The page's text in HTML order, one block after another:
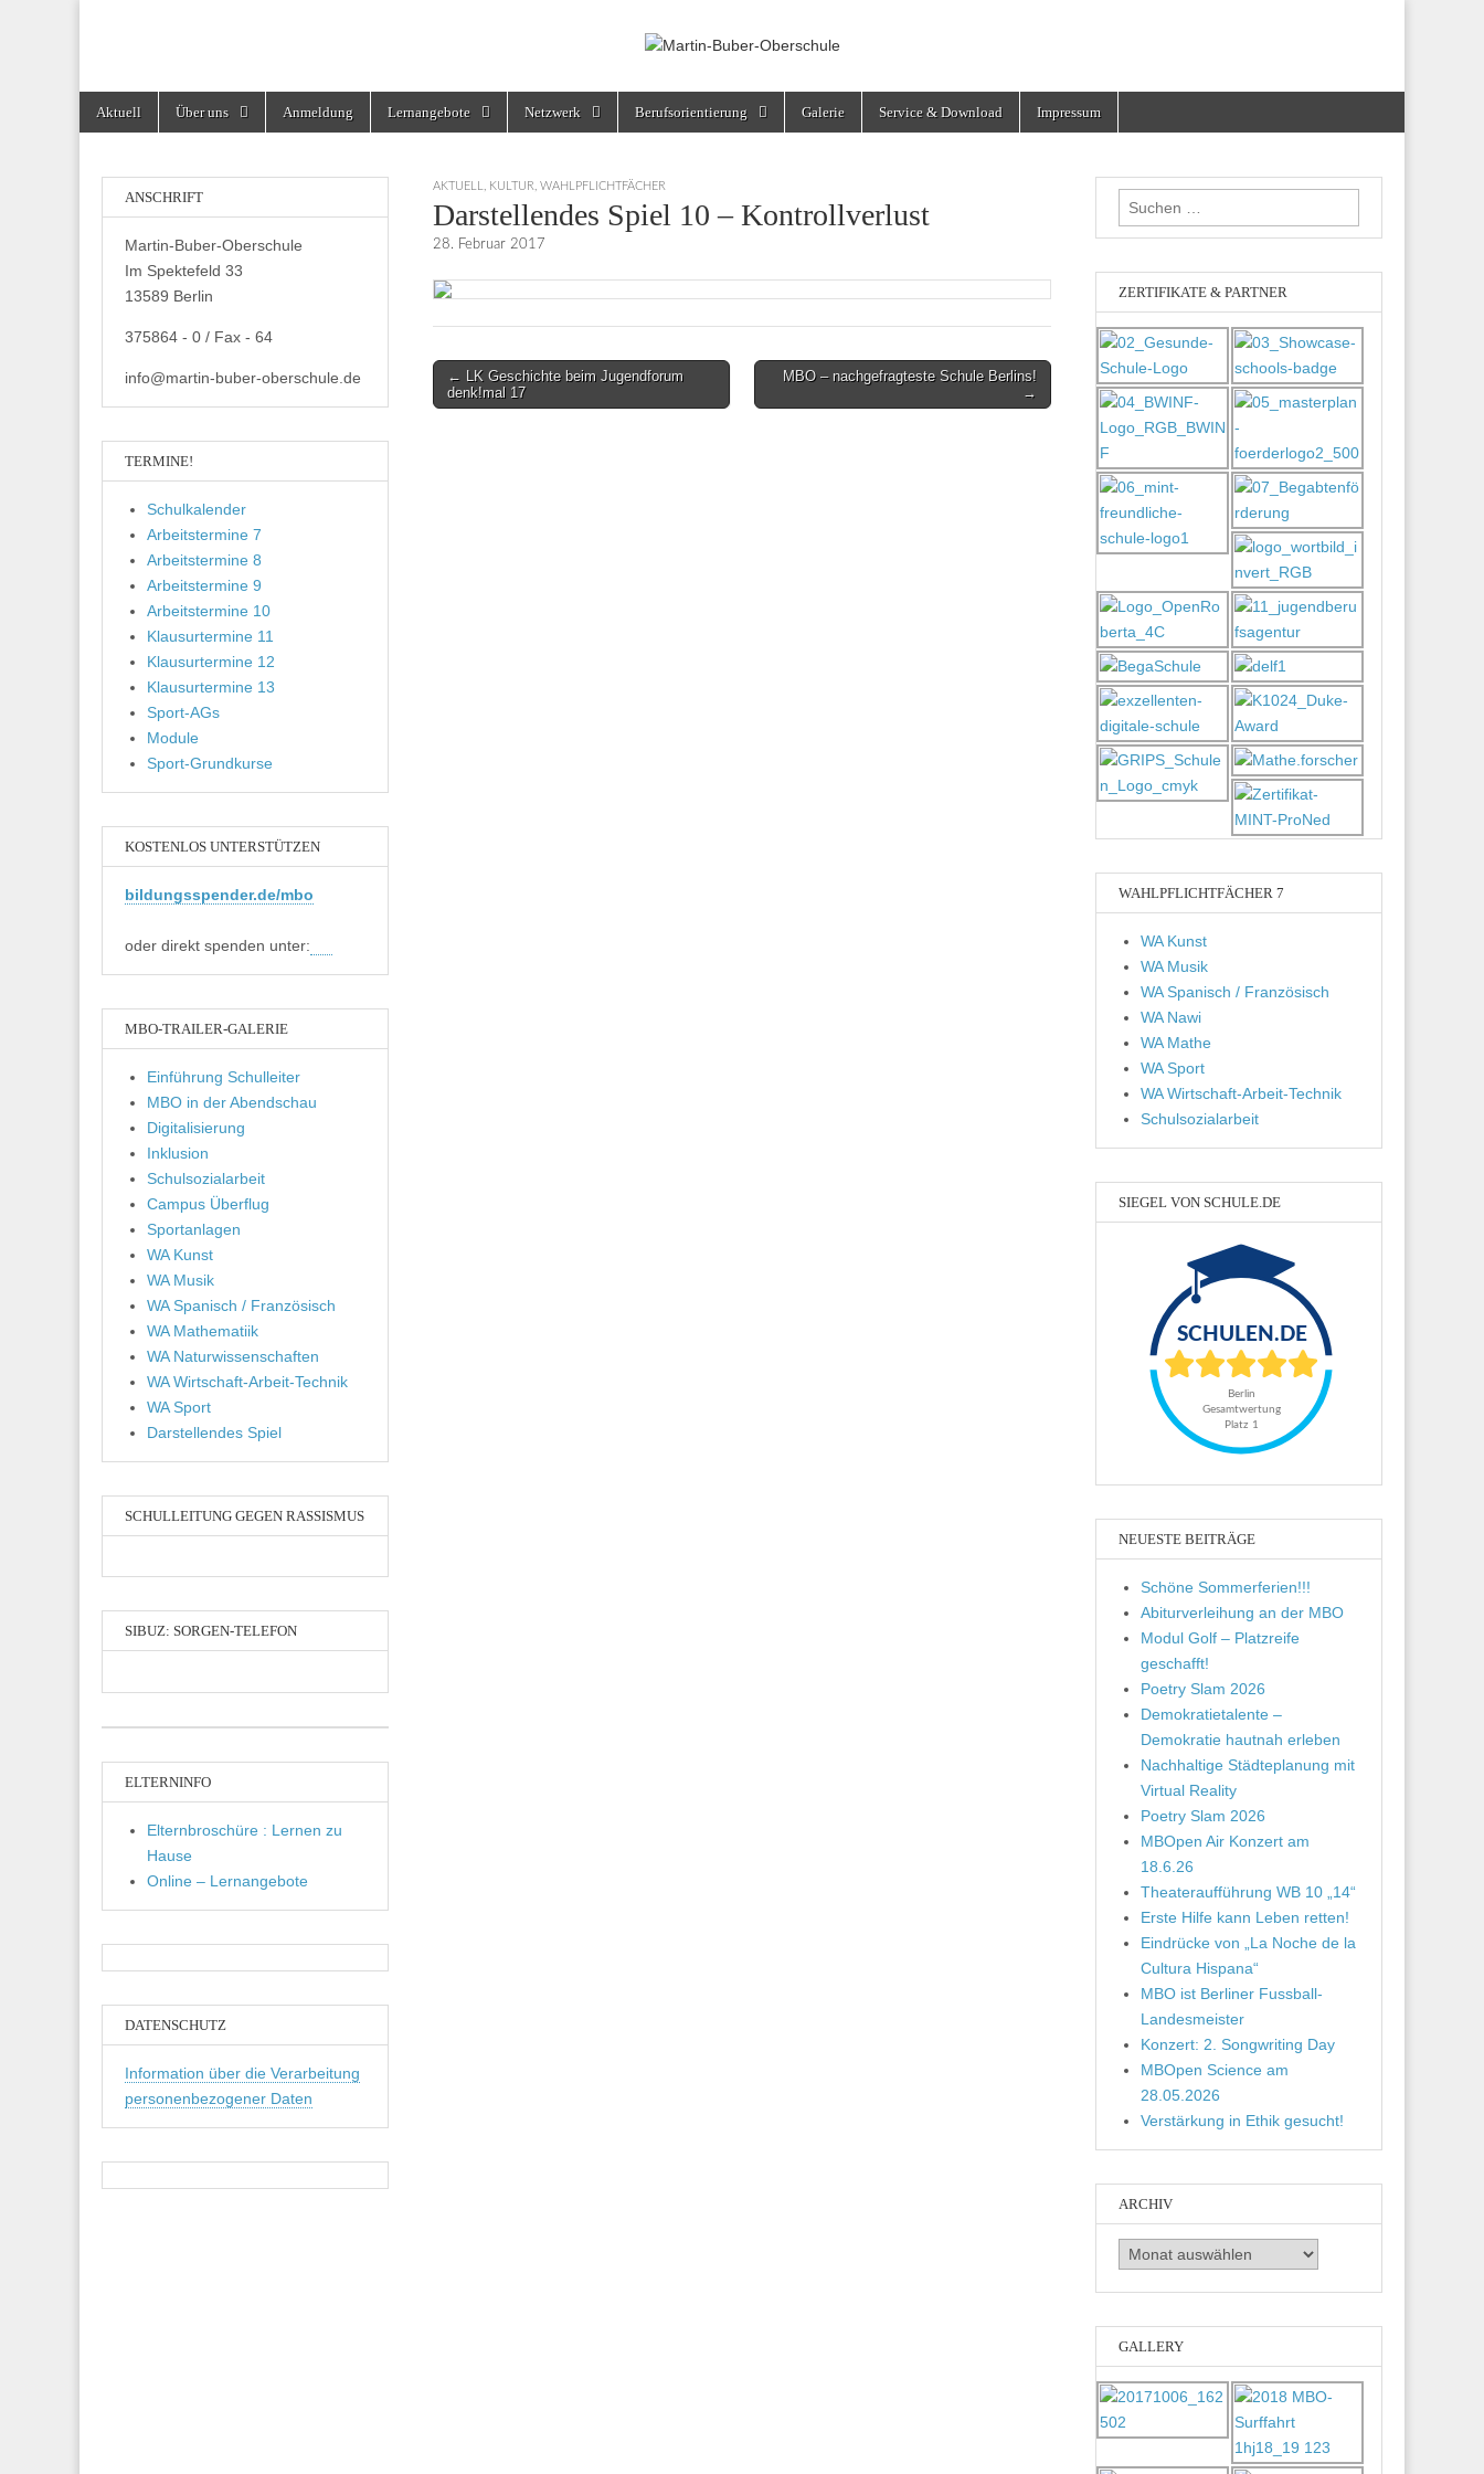
Martin-Buber-Oberschule
Main
menu
Aktuell Über uns Anmeldung Lernangebote Netzwerk Berufsorientierung Galerie Service & Download Impressum
AKTUELL KULTUR WAHLPFLICHTFÄCHER
Darstellendes Spiel 10 – Kontrollverlust
28. Februar 2017
Post
navigation
← LK Geschichte beim Jugendforum
denk!mal 17
MBO – nachgefragteste Schule Berlins!
→
ANSCHRIFT
Martin-Buber-Oberschule
Im Spektefeld 33
13589 Berlin
375864 - 0 / Fax - 64
info@martin-buber-oberschule.de
TERMINE!
Schulkalender
Arbeitstermine 7
Arbeitstermine 8
Arbeitstermine 9
Arbeitstermine 10
Klausurtermine 11
Klausurtermine 12
Klausurtermine 13
Sport-AGs
Module
Sport-Grundkurse
KOSTENLOS UNTERSTÜTZEN
bildungsspender.de/mbo
oder direkt spenden unter:
MBO-TRAILER-GALERIE
Einführung Schulleiter
MBO in der Abendschau
Digitalisierung
Inklusion
Schulsozialarbeit
Campus Überflug
Sportanlagen
WA Kunst
WA Musik
WA Spanisch / Französisch
WA Mathematiik
WA Naturwissenschaften
WA Wirtschaft-Arbeit-Technik
WA Sport
Darstellendes Spiel
SCHULLEITUNG GEGEN RASSISMUS
SIBUZ: SORGEN-TELEFON
ELTERNINFO
Elternbroschüre : Lernen zu
Hause
Online – Lernangebote
DATENSCHUTZ
Information über die Verarbeitung
personenbezogener Daten
Suchen
nach:
ZERTIFIKATE & PARTNER
WAHLPFLICHTFÄCHER 7
WA Kunst
WA Musik
WA Spanisch / Französisch
WA Nawi
WA Mathe
WA Sport
WA Wirtschaft-Arbeit-Technik
Schulsozialarbeit
SIEGEL VON SCHULE.DE
NEUESTE BEITRÄGE
Schöne Sommerferien!!!
Abiturverleihung an der MBO
Modul Golf – Platzreife
geschafft!
Poetry Slam 2026
Demokratietalente –
Demokratie hautnah erleben
Nachhaltige Städteplanung mit
Virtual Reality
Poetry Slam 2026
MBOpen Air Konzert am
18.6.26
Theateraufführung WB 10 „14“
Erste Hilfe kann Leben retten!
Eindrücke von „La Noche de la
Cultura Hispana“
MBO ist Berliner Fussball-
Landesmeister
Konzert: 2. Songwriting Day
MBOpen Science am
28.05.2026
Verstärkung in Ethik gesucht!
ARCHIV
Archiv
GALLERY